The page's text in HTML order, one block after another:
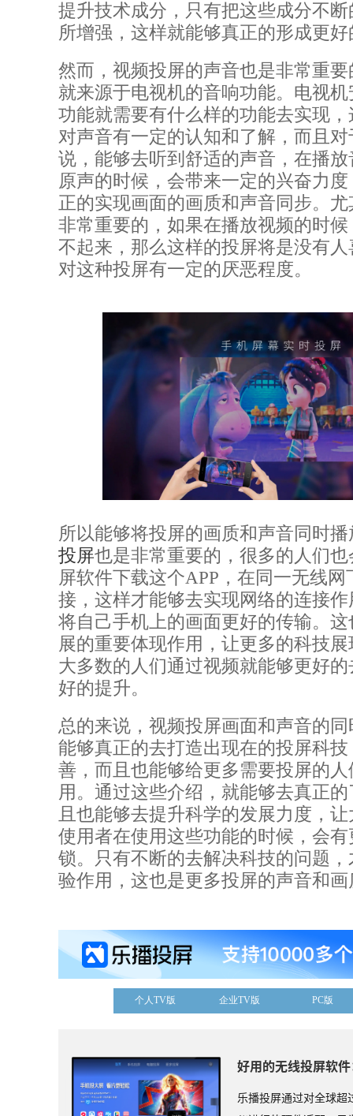
提升技术成分，只有把这些成分不
所增强，这样就能够真正的形成更
然而，视频投屏的声音也是非常重
就来源于电视机的音响功能。电视
功能就需要有什么样的功能去实现
对声音有一定的认知和了解，而且
说，能够去听到舒适的声音，在播
原声的时候，会带来一定的兴奋力
正的实现画面的画质和声音同步。
非常重要的，如果在播放视频的时
不起来，那么这样的投屏将是没有
对这种投屏有一定的厌恶程度。
所以能够将投屏的画质和声音同时
投屏也是非常重要的，很多的人们
屏软件下载这个APP，在同一无线
接，这样才能够去实现网络的连接
将自己手机上的画面更好的传输。
展的重要体现作用，让更多的科技
大多数的人们通过视频就能够更好
好的提升。
总的来说，视频投屏画面和声音的
能够真正的去打造出现在的投屏科
善，而且也能够给更多需要投屏的
用。通过这些介绍，就能够去真正
且也能够去提升科学的发展力度，
使用者在使用这些功能的时候，会
锁。只有不断的去解决科技的问题
验作用，这也是更多投屏的声音和
个人TV版 企业TV版 PC版
好用的无线投屏软
乐播投屏通过对全球超